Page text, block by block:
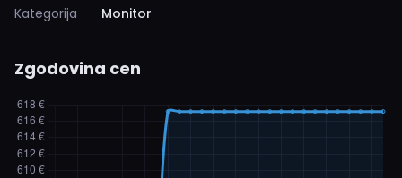
Kategorija
Monitor
Zgodovina cen